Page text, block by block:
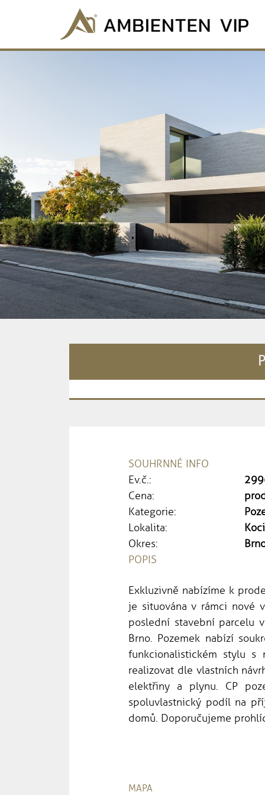
SOUHRNNÉ INFO
Ev.č.:
Cena:
Kategorie:
Lokalita:
Okres:
POPIS
Exkluzivně nabízíme k
je situována v rámci nové
poslední stavební parcelu
Brno. Pozemek nabízí
funkcionalistickém stylu s
realizovat dle vlastních
elektřiny a plynu. CP
spoluvlastnický podíl na
domů. Doporučujeme
MAPA